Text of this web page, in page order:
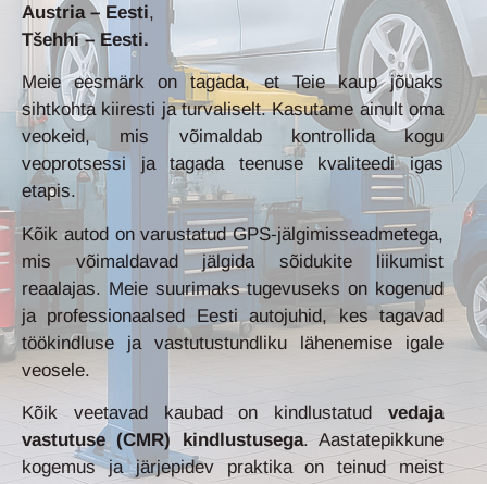
Austria – Eesti,
Tšehhi – Eesti.
Meie eesmärk on tagada, et Teie kaup jõuaks
sihtkohta kiiresti ja turvaliselt. Kasutame ainult oma
veokeid, mis võimaldab kontrollida kogu
veoprotsessi ja tagada teenuse kvaliteedi igas
etapis.
Kõik autod on varustatud GPS-jälgimisseadmetega,
mis võimaldavad jälgida sõidukite liikumist
reaalajas. Meie suurimaks tugevuseks on kogenud
ja professionaalsed Eesti autojuhid, kes tagavad
töökindluse ja vastutustundliku lähenemise igale
veosele.
Kõik veetavad kaubad on kindlustatud vedaja
vastutuse (CMR) kindlustusega. Aastatepikkune
kogemus ja järjepidev praktika on teinud meist